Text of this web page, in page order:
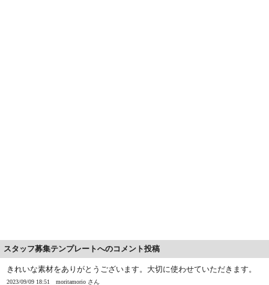
スタッフ募集テンプレートへのコメント投稿
きれいな素材をありがとうございます。大切に使わせていただきます。
2023/09/09 18:51 moritamorio さん